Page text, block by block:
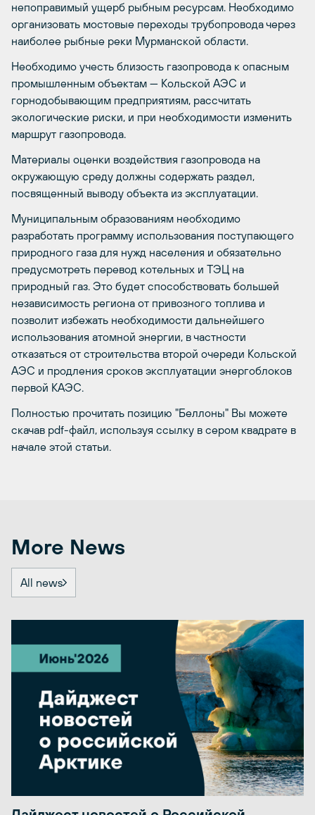
непоправимый ущерб рыбным ресурсам. Необходимо
организовать мостовые переходы трубопровода через
наиболее рыбные реки Мурманской области.
Необходимо учесть близость газопровода к опасным
промышленным объектам — Кольской АЭС и
горнодобывающим предприятиям, рассчитать
экологические риски, и при необходимости изменить
маршрут газопровода.
Материалы оценки воздействия газопровода на
окружающую среду должны содержать раздел,
посвященный выводу объекта из эксплуатации.
Муниципальным образованиям необходимо
разработать программу использования поступающего
природного газа для нужд населения и обязательно
предусмотреть перевод котельных и ТЭЦ на
природный газ. Это будет способствовать большей
независимость региона от привозного топлива и
позволит избежать необходимости дальнейшего
использования атомной энергии, в частности
отказаться от строительства второй очереди Кольской
АЭС и продления сроков эксплуатации энергоблоков
первой КАЭС.
Полностью прочитать позицию "Беллоны" Вы можете
скачав pdf-файл, используя ссылку в сером квадрате в
начале этой статьи.
More News
All news